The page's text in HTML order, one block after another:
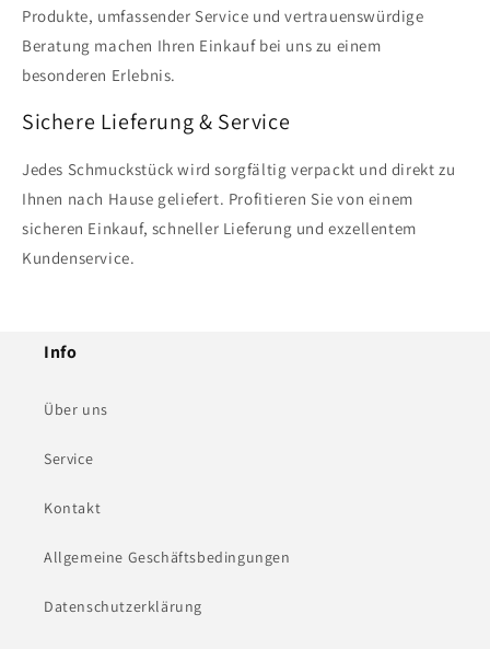
Produkte, umfassender Service und vertrauenswürdige
Beratung machen Ihren Einkauf bei uns zu einem
besonderen Erlebnis.
Sichere Lieferung & Service
Jedes Schmuckstück wird sorgfältig verpackt und direkt zu
Ihnen nach Hause geliefert. Profitieren Sie von einem
sicheren Einkauf, schneller Lieferung und exzellentem
Kundenservice.
Info
Über uns
Service
Kontakt
Allgemeine Geschäftsbedingungen
Datenschutzerklärung